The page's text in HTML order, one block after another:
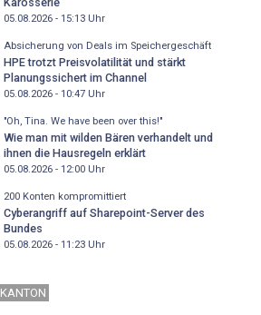
05.08.2026 - 15:13Uhr
Absicherung von Deals im Speichergeschäft
HPE trotzt Preisvolatilität und stärkt
Planungssichert im Channel
05.08.2026 - 10:47Uhr
"Oh, Tina. We have been over this!"
Wie man mit wilden Bären verhandelt und
ihnen die Hausregeln erklärt
05.08.2026 - 12:00Uhr
200 Konten kompromittiert
Cyberangriff auf Sharepoint-Server des
Bundes
05.08.2026 - 11:23Uhr
KANTON